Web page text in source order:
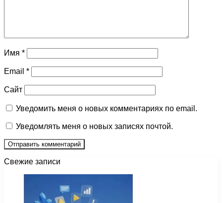
Имя *
Email *
Сайт
Уведомить меня о новых комментариях по email.
Уведомлять меня о новых записях почтой.
Свежие записи